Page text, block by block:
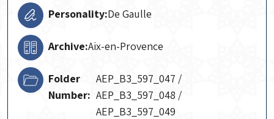
Personality:De Gaulle
Archive:Aix-en-Provence
Folder
Number:
AEP_B3_597_047 /
AEP_B3_597_048 /
AEP_B3_597_049